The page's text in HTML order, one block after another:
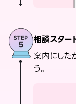
相談スター
案内にした
う。